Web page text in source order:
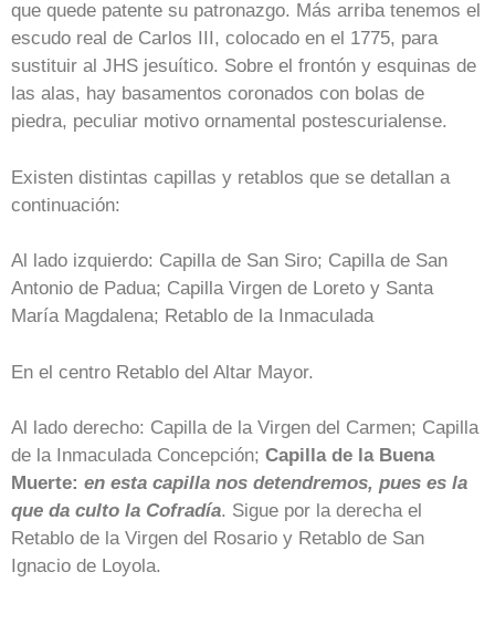
que quede patente su patronazgo. Más arriba tenemos el
escudo real de Carlos III, colocado en el 1775, para
sustituir al JHS jesuítico. Sobre el frontón y esquinas de
las alas, hay basamentos coronados con bolas de
piedra, peculiar motivo ornamental postescurialense.
Existen distintas capillas y retablos que se detallan a
continuación:
Al lado izquierdo: Capilla de San Siro; Capilla de San
Antonio de Padua; Capilla Virgen de Loreto y Santa
María Magdalena; Retablo de la Inmaculada
En el centro Retablo del Altar Mayor.
Al lado derecho: Capilla de la Virgen del Carmen; Capilla
de la Inmaculada Concepción; Capilla de la Buena
Muerte: en esta capilla nos detendremos, pues es la
que da culto la Cofradía. Sigue por la derecha el
Retablo de la Virgen del Rosario y Retablo de San
Ignacio de Loyola.